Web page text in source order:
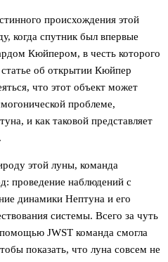
происхождения этой
когда спутник был впервые
Кюйпером, в честь которого
об открытии Кюйпер
что этот объект может
проблеме,
и как таковой представляет
этой луны, команда
проведение наблюдений с
динамики Нептуна и его
системы. Всего за чуть
JWST команда смогла
показать, что луна совсем не